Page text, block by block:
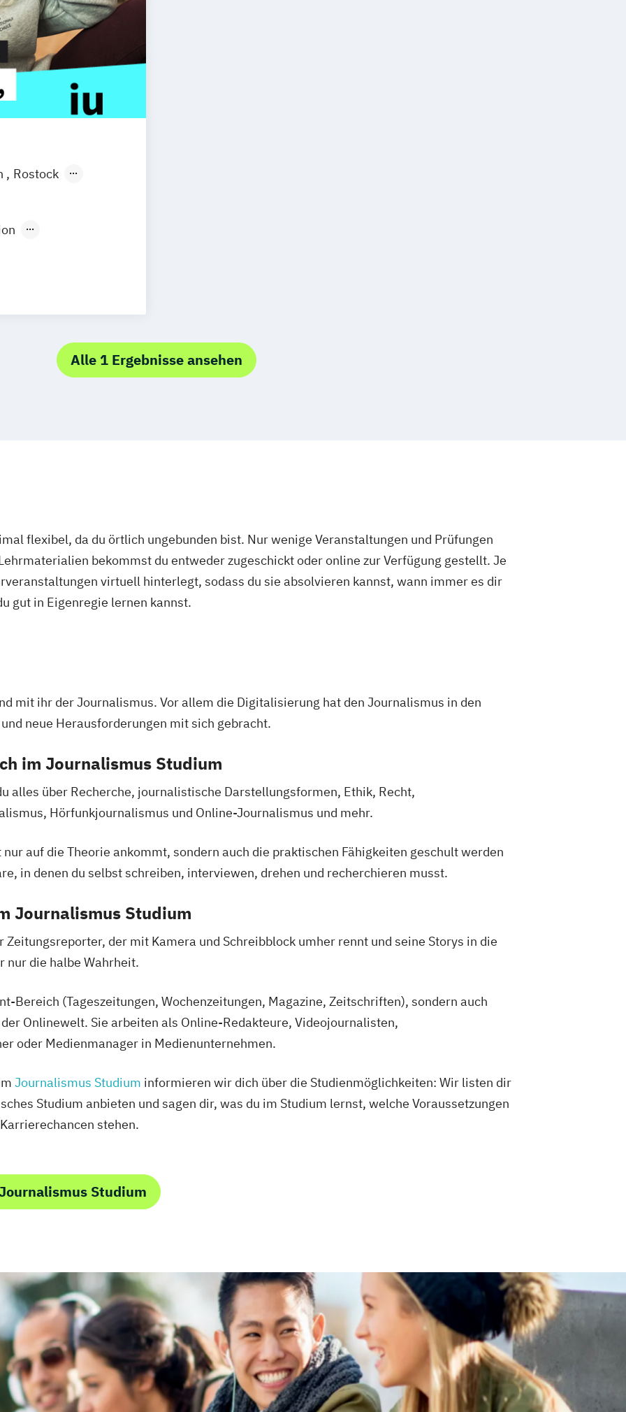
Rostock
Alle 1 Ergebnisse ansehen
flexibel, da du örtlich ungebunden bist. Nur wenige Veranstaltungen und Prüfungen
bekommst du entweder zugeschickt oder online zur Verfügung gestellt. Je
virtuell hinterlegt, sodass du sie absolvieren kannst, wann immer es dir
gut in Eigenregie lernen kannst.
mit ihr der Journalismus. Vor allem die Digitalisierung hat den Journalismus in den
neue Herausforderungen mit sich gebracht.
im Journalismus Studium
alles über Recherche, journalistische Darstellungsformen, Ethik, Recht,
Hörfunkjournalismus und Online-Journalismus und mehr.
auf die Theorie ankommt, sondern auch die praktischen Fähigkeiten geschult werden
in denen du selbst schreiben, interviewen, drehen und recherchieren musst.
Journalismus Studium
Zeitungsreporter, der mit Kamera und Schreibblock umher rennt und seine Storys in die
nur die halbe Wahrheit.
Bereich (Tageszeitungen, Wochenzeitungen, Magazine, Zeitschriften), sondern auch
Onlinewelt. Sie arbeiten als Online-Redakteure, Videojournalisten,
oder Medienmanager in Medienunternehmen.
Journalismus Studium informieren wir dich über die Studienmöglichkeiten: Wir listen dir
Studium anbieten und sagen dir, was du im Studium lernst, welche Voraussetzungen
stehen.
Studium